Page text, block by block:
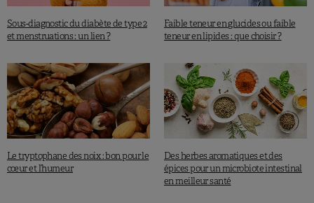
Sous-diagnostic du diabète de type 2
et menstruations : un lien ?
Faible teneur en glucides ou faible
teneur en lipides : que choisir ?
Le tryptophane des noix : bon pour le
cœur et l’humeur
Des herbes aromatiques et des
épices pour un microbiote intestinal
en meilleur santé